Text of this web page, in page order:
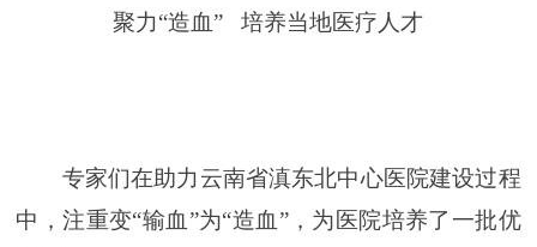
聚力“造血” 培养当地医疗人才
专家们在助力云南省滇东北中心医院建设过程
中，注重变“输血”为“造血”，为医院培养了一批优